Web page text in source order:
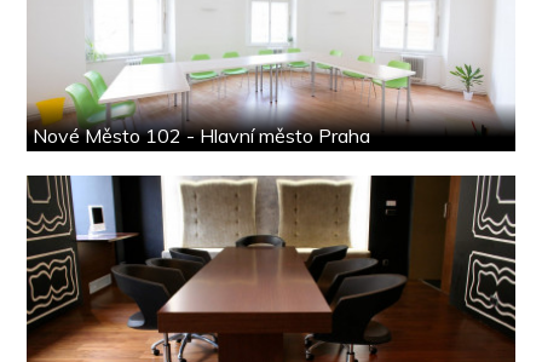
Nové Město 102 - Hlavní město Praha